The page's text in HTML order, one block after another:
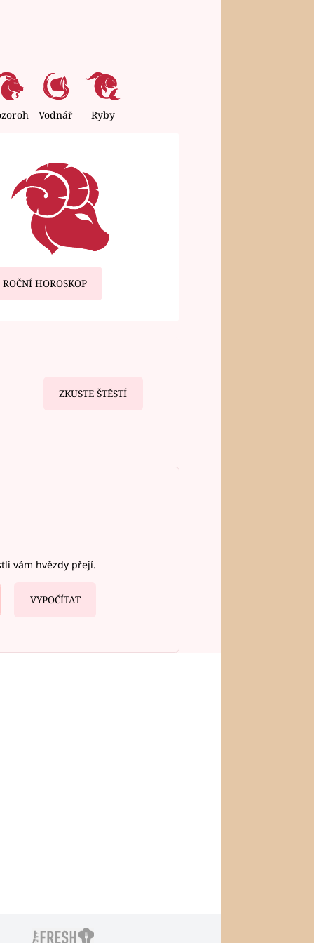
Vodnář Ryby
ROČNÍ HOROSKOP
ZKUSTE ŠTĚSTÍ
vám hvězdy přejí.
VYPOČÍTAT